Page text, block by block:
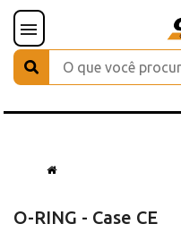
O-RING - Case CE